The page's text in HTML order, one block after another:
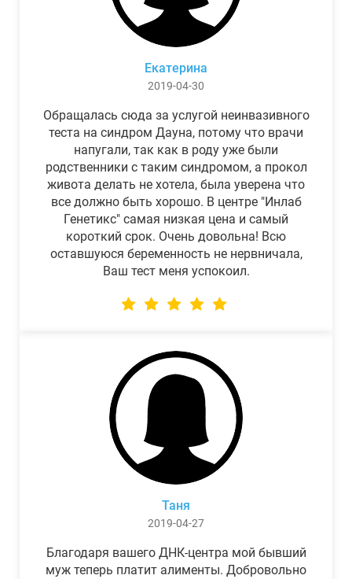
Екатерина
2019-04-30
Обращалась сюда за услугой неинвазивного
теста на синдром Дауна, потому что врачи
напугали, так как в роду уже были
родственники с таким синдромом, а прокол
живота делать не хотела, была уверена что
все должно быть хорошо. В центре "Инлаб
Генетикс" самая низкая цена и самый
короткий срок. Очень довольна! Всю
оставшуюся беременность не нервничала,
Ваш тест меня успокоил.
Таня
2019-04-27
Благодаря вашего ДНК-центра мой бывший
муж теперь платит алименты. Добровольно